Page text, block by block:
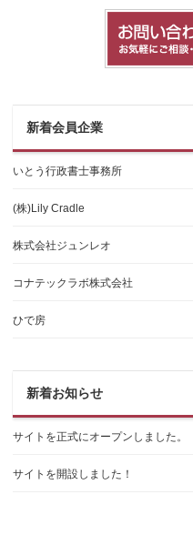
新着会員企業
いとう行政書士事務所
(株)Lily Cradle
株式会社ジュンレオ
コナテックラボ株式会社
ひで房
新着お知らせ
サイトを正式にオープンしました。
サイトを開設しました！